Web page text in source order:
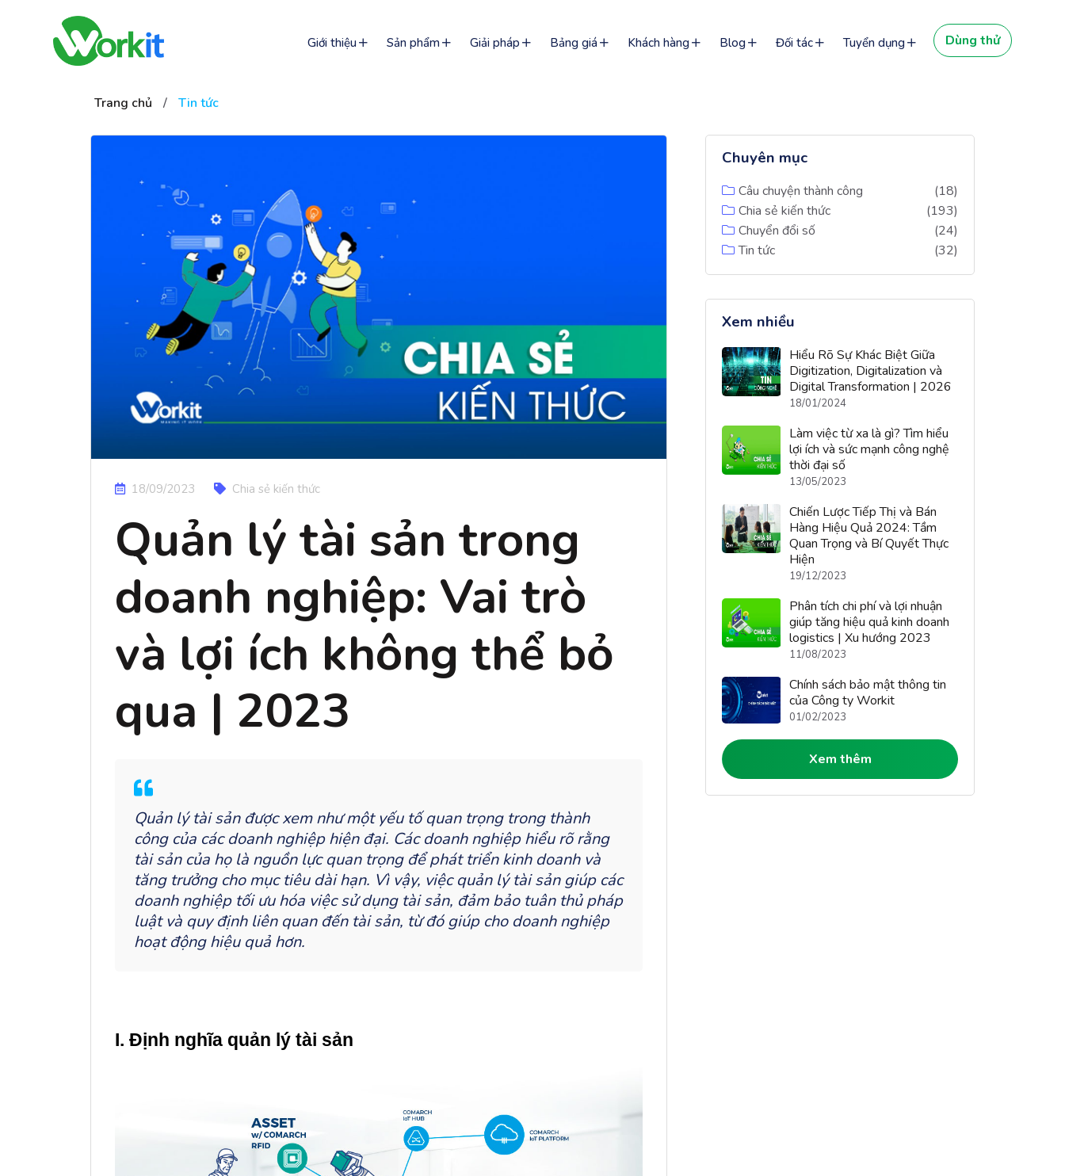
Giới thiệu Sản phẩm Giải pháp Bảng giá Khách hàng Blog Đối tác Tuyển dụng Dùng thử
Trang chủ / Tin tức
18/09/2023 Chia sẻ kiến thức
Quản lý tài sản trong
doanh nghiệp: Vai trò
và lợi ích không thể bỏ
qua | 2023
Quản lý tài sản được xem như một yếu tố quan trọng trong thành
công của các doanh nghiệp hiện đại. Các doanh nghiệp hiểu rõ rằng
tài sản của họ là nguồn lực quan trọng để phát triển kinh doanh và
tăng trưởng cho mục tiêu dài hạn. Vì vậy, việc quản lý tài sản giúp các
doanh nghiệp tối ưu hóa việc sử dụng tài sản, đảm bảo tuân thủ pháp
luật và quy định liên quan đến tài sản, từ đó giúp cho doanh nghiệp
hoạt động hiệu quả hơn.
I. Định nghĩa quản lý tài sản
Chuyên mục
Câu chuyện thành công
(18)
Chia sẻ kiến thức
(193)
Chuyển đổi số
(24)
Tin tức
(32)
Xem nhiều
Hiểu Rõ Sự Khác Biệt Giữa
Digitization, Digitalization và
Digital Transformation | 2026
18/01/2024
Làm việc từ xa là gì? Tìm hiểu
lợi ích và sức mạnh công nghệ
thời đại số
13/05/2023
Chiến Lược Tiếp Thị và Bán
Hàng Hiệu Quả 2024: Tầm
Quan Trọng và Bí Quyết Thực
Hiện
19/12/2023
Phân tích chi phí và lợi nhuận
giúp tăng hiệu quả kinh doanh
logistics | Xu hướng 2023
11/08/2023
Chính sách bảo mật thông tin
của Công ty Workit
01/02/2023
Xem thêm